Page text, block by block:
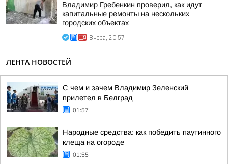
Владимир Гребенкин проверил, как идут
капитальные ремонты на нескольких
городских объектах
Вчера, 20:57
ЛЕНТА НОВОСТЕЙ
С чем и зачем Владимир Зеленский
прилетел в Белград
01:57
Народные средства: как победить паутинного
клеща на огороде
01:55